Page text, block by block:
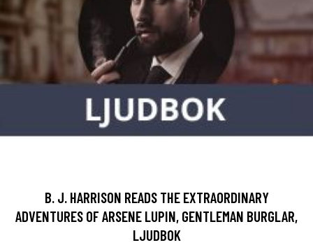
B. J. HARRISON READS THE EXTRAORDINARY
ADVENTURES OF ARSENE LUPIN, GENTLEMAN BURGLAR,
LJUDBOK